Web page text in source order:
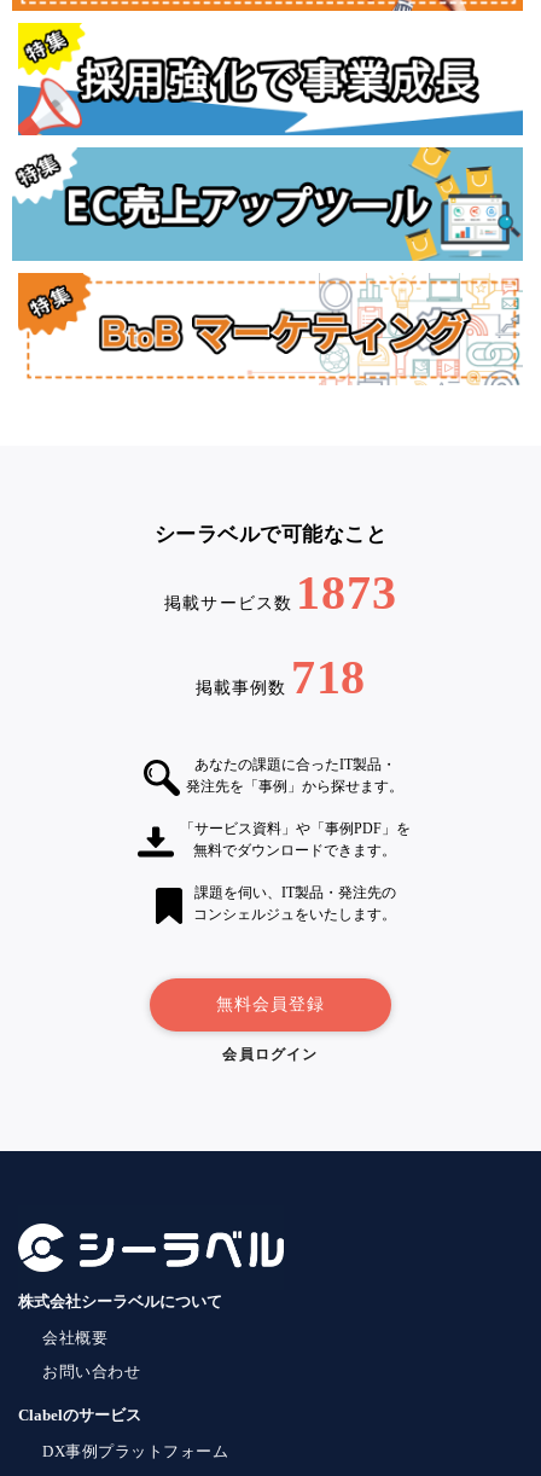
シーラベルで可能なこと
掲載サービス数 1873
掲載事例数 718
あなたの課題に合ったIT製品・
発注先を「事例」から探せます。
「サービス資料」や「事例PDF」を
無料でダウンロードできます。
課題を伺い、IT製品・発注先の
コンシェルジュをいたします。
無料会員登録
会員ログイン
株式会社シーラベルについて
会社概要
お問い合わせ
Clabelのサービス
DX事例プラットフォーム